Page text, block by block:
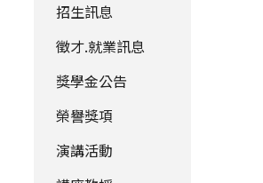
招生訊息
徵才.就業訊息
獎學金公告
榮譽獎項
演講活動